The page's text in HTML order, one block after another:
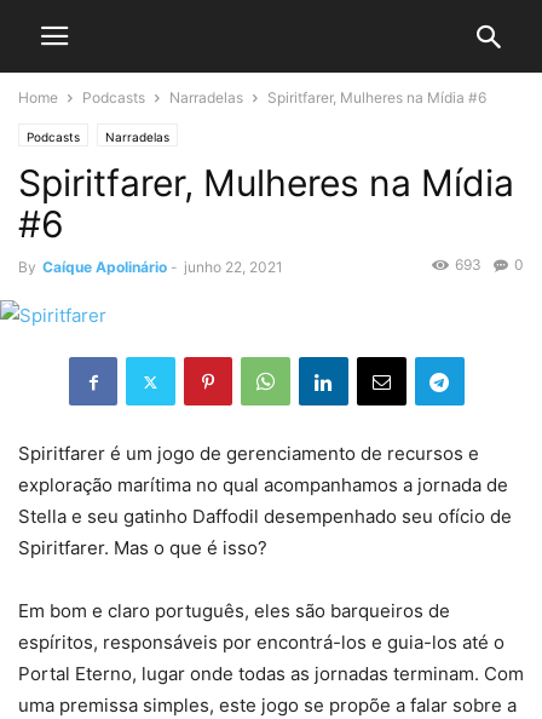
Home Podcasts Narradelas Spiritfarer, Mulheres na Mídia #6
Podcasts Narradelas
Spiritfarer, Mulheres na Mídia
#6
By Caíque Apolinário - junho 22, 2021 0
693
Spiritfarer é um jogo de gerenciamento de recursos e
exploração marítima no qual acompanhamos a jornada de
Stella e seu gatinho Daffodil desempenhado seu ofício de
Spiritfarer. Mas o que é isso?
Em bom e claro português, eles são barqueiros de
espíritos, responsáveis por encontrá-los e guia-los até o
Portal Eterno, lugar onde todas as jornadas terminam. Com
uma premissa simples, este jogo se propõe a falar sobre a